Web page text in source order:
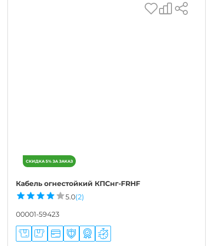
Кабель огнестойкий КПСнг-FRHF
5.0(2)
00001-59423